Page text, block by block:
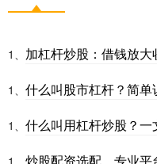
1、 加杠杆炒股：借钱放
1、 什么叫股市杠杆？简单
1、 什么叫用杠杆炒股？一
1、